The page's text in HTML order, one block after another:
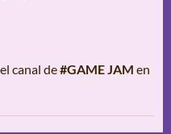
canal de#GAME JAM en